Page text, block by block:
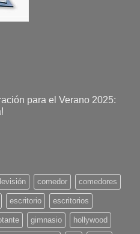
para el Verano 2025:
comedor comedores
escritorio escritorios
gimnasio hollywood